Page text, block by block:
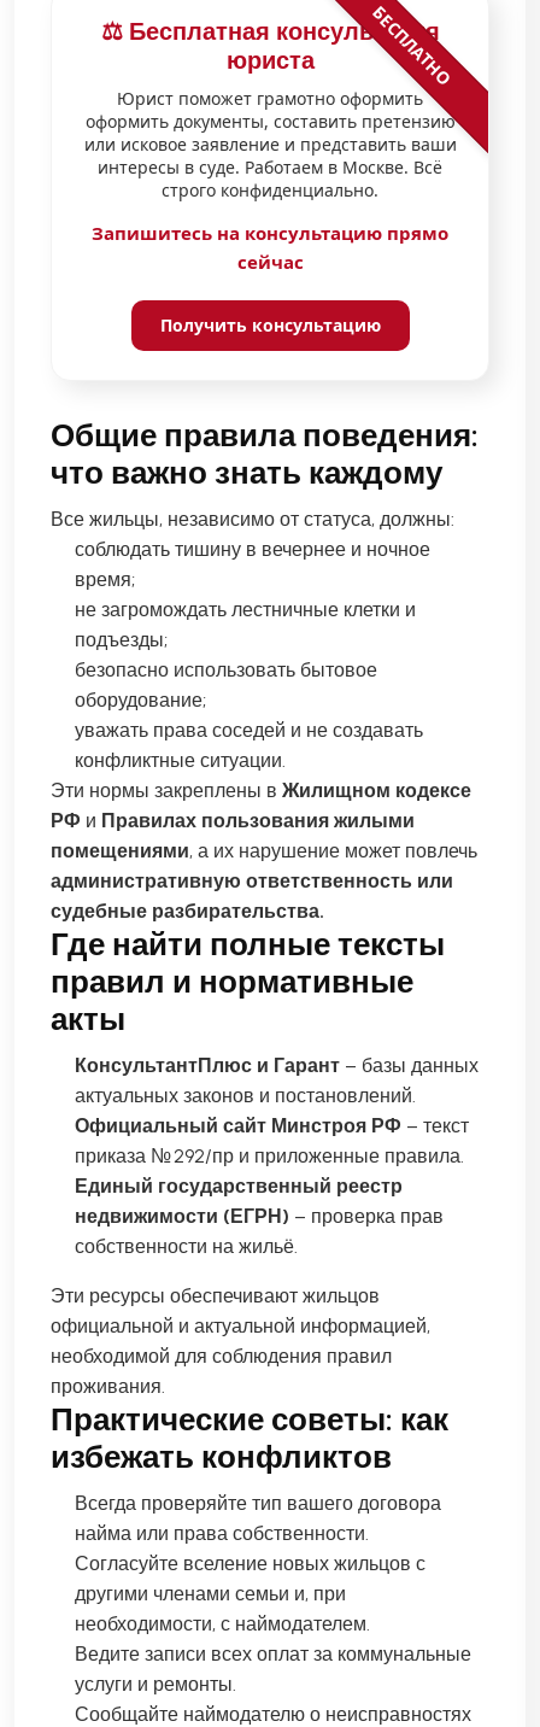
⚖️ Бесплатная консультация
юриста
Юрист поможет грамотно оформить
оформить документы, составить претензию
или исковое заявление и представить ваши
интересы в суде. Работаем в Москве. Всё
строго конфиденциально.
БЕСПЛАТНО
Запишитесь на консультацию прямо
сейчас
Получить консультацию
Общие правила поведения:
что важно знать каждому
Все жильцы, независимо от статуса, должны:
соблюдать тишину в вечернее и ночное
время;
не загромождать лестничные клетки и
подъезды;
безопасно использовать бытовое
оборудование;
уважать права соседей и не создавать
конфликтные ситуации.
Эти нормы закреплены в Жилищном кодексе
РФ и Правилах пользования жилыми
помещениями, а их нарушение может повлечь
административную ответственность или
судебные разбирательства.
Где найти полные тексты
правил и нормативные
акты
КонсультантПлюс и Гарант – базы данных
актуальных законов и постановлений.
Официальный сайт Минстроя РФ – текст
приказа № 292/пр и приложенные правила.
Единый государственный реестр
недвижимости (ЕГРН) – проверка прав
собственности на жильё.
Эти ресурсы обеспечивают жильцов
официальной и актуальной информацией,
необходимой для соблюдения правил
проживания.
Практические советы: как
избежать конфликтов
Всегда проверяйте тип вашего договора
найма или права собственности.
Согласуйте вселение новых жильцов с
другими членами семьи и, при
необходимости, с наймодателем.
Ведите записи всех оплат за коммунальные
услуги и ремонты.
Сообщайте наймодателю о неисправностях